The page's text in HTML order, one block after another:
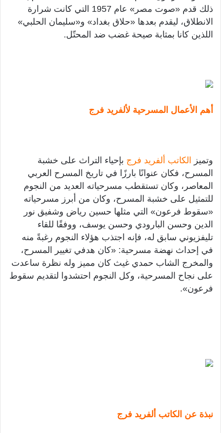
ذلك قدم «صوت مصر» عام 1957 التي كانت شرارة
الانطلاق، ليقدم بعدها «حلاق بغداد» و«سليمان الحلبي»
اللذين كانا بمثابة صيحة غضب ضد المحتّل.
أهم الأعمال المسرحية لألفريد فرج
وتميز الكاتب ألفريد فرج بإحياء التراث على خشبة
المسرح، فكان عنوانًا بارزًا في تاريخ المسرح العربي
المعاصر، وكان تستقطب مسرحياته العديد من النجوم
للتمثيل على خشبة المسرح، وكان من أبرز مسرحياته
«سقوط فرعون» التي مثلها حسين رياض وشفيق نور
الدين وحسن البارودي وحسن يوسف، ووفقًا للقاء
تليفزيوني سابق له، فإنه اجتذب هؤلاء النجوم رغبةً منه
في إحداث نهضة مسرحية: «كان هدفي تغيير المسرح،
والمخرج الشاب حمدي غيث كان مميز وله نظرة ساعدت
على نجاح المسرحية، وكل النجوم احتشدوا لتقديم سقوط
فرعون».
نبذة عن الكاتب ألفريد فرج